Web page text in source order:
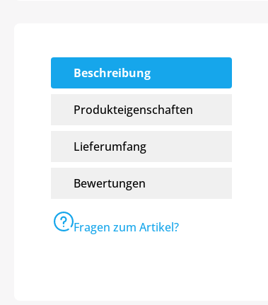
Beschreibung
Produkteigenschaften
Lieferumfang
Bewertungen
Fragen zum Artikel?